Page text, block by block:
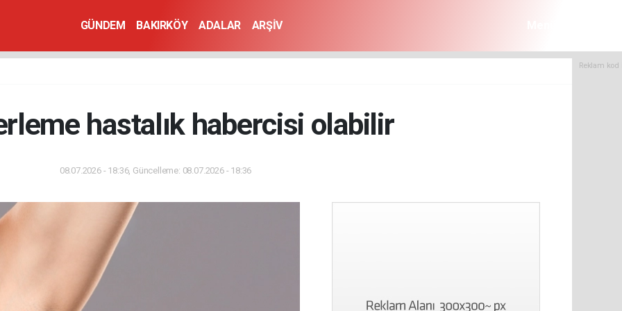
GÜNDEM BAKIRKÖY ADALAR ARŞİV
Reklam
hastalık habercisi olabilir
08.07.2026 - 18:36, Güncelleme: 08.07.2026 - 18:36